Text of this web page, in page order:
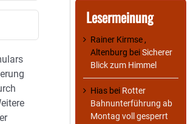
Lesermeinung
Rainer Kirmse ,
Altenburg beiSicherer
Blick zum Himmel
Hias bei Rotter
Bahnunterführung ab
Montag voll gesperrt